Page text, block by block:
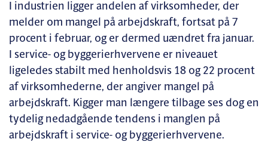
I industrien ligger andelen af virksomheder, der
melder om mangel på arbejdskraft, fortsat på 7
procent i februar, og er dermed uændret fra januar.
I service- og byggerierhvervene er niveauet
ligeledes stabilt med henholdsvis 18 og 22 procent
af virksomhederne, der angiver mangel på
arbejdskraft. Kigger man længere tilbage ses dog en
tydelig nedadgående tendens i manglen på
arbejdskraft i service- og byggerierhvervene.